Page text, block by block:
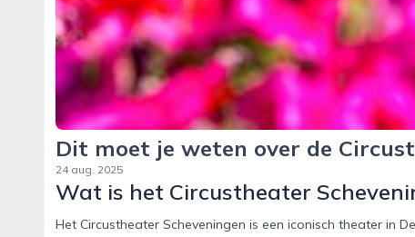
Dit moet je weten over de
24 aug. 2025
Wat is het Circustheater
Het Circustheater Scheveningen is een iconisch theater in